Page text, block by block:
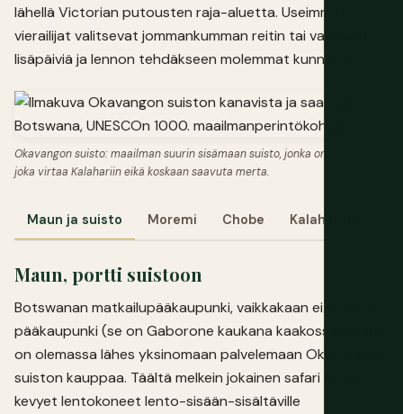
lähellä Victorian putousten raja-aluetta. Useimmat
vierailijat valitsevat jommankumman reitin tai varaavat
lisäpäiviä ja lennon tehdäkseen molemmat kunnolla.
Okavangon suisto: maailman suurin sisämaan suisto, jonka on luonut joki,
joka virtaa Kalahariin eikä koskaan saavuta merta.
Maun ja suisto Moremi Chobe Kalaharin
Maun, portti suistoon
Botswanan matkailupääkaupunki, vaikkakaan ei virallinen
pääkaupunki (se on Gaborone kaukana kaakossa), Maun
on olemassa lähes yksinomaan palvelemaan Okavangon
suiston kauppaa. Täältä melkein jokainen safari alkaa:
kevyet lentokoneet lento-sisään-sisältäville